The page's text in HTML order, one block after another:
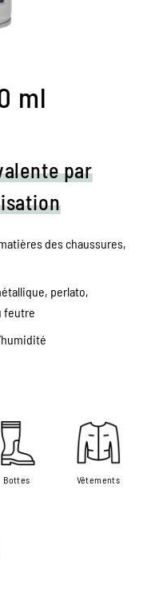
ml
par
des chaussures,
perlato,
feutre
Bottes Vêtements